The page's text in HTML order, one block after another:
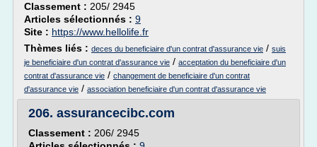
Classement : 205/ 2945
Articles sélectionnés : 9
Site : https://www.hellolife.fr
Thèmes liés : deces du beneficiaire d'un contrat d'assurance vie / suis
je beneficiaire d'un contrat d'assurance vie / acceptation du beneficiaire d'un
contrat d'assurance vie / changement de beneficiaire d'un contrat
d'assurance vie / association beneficiaire d'un contrat d'assurance vie
206. assurancecibc.com
Classement : 206/ 2945